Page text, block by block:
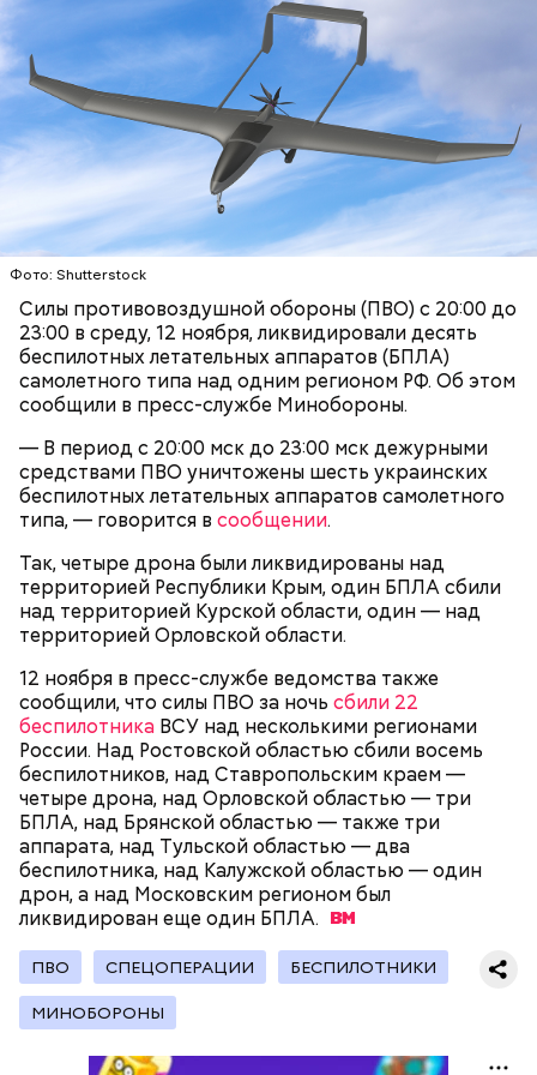
Фото: Shutterstock
Силы противовоздушной обороны (ПВО) с 20:00 до
23:00 в среду, 12 ноября, ликвидировали десять
беспилотных летательных аппаратов (БПЛА)
самолетного типа над одним регионом РФ. Об этом
сообщили в пресс-службе Минобороны.
— В период с 20:00 мск до 23:00 мск дежурными
средствами ПВО уничтожены шесть украинских
беспилотных летательных аппаратов самолетного
типа, — говорится в сообщении.
Так, четыре дрона были ликвидированы над
территорией Республики Крым, один БПЛА сбили
над территорией Курской области, один — над
территорией Орловской области.
12 ноября в пресс-службе ведомства также
сообщили, что силы ПВО за ночь сбили 22
беспилотника ВСУ над несколькими регионами
России. Над Ростовской областью сбили восемь
беспилотников, над Ставропольским краем —
четыре дрона, над Орловской областью — три
БПЛА, над Брянской областью — также три
аппарата, над Тульской областью — два
беспилотника, над Калужской областью — один
дрон, а над Московским регионом был
ликвидирован еще один БПЛА.
ПВО СПЕЦОПЕРАЦИИ БЕСПИЛОТНИКИ
МИНОБОРОНЫ
— Гасанов, являясь индивидуальным
предпринимателем, осуществлял
предпринимательскую деятельность в области
продажи и размещения рекламы в социальных
сетях. С целью сокрытия своих доходов часть
денежных средств от спонсоров розыгрышей,
покупателей различных мотивационных курсов и
прогнозов ставок на спорт Гасанов получал на
свои личные лицевые счета как физического лица, а
Родственники обналичивали деньги и возвращали
их Гасанову. А чтобы пользоваться деньгами и не
вызвать подозрений у налоговой, Гасанов либо
распределял их между еще несколькими счетами,
либопокупал на них квартиры.
Блогеру грозило до семи лет лишения свободы.
Следующим подопытным стал друг детства
Миссюры Константин. 3 февраля того же года,
когда молодые люди ехали вместе в машине,
подозреваемый угостил приятеля морсом с
этиленгликолем. Через два дня Константин умер в
больнице.
поднялись домой. У него ухудшилось самочувствие
через сутки... Его увезли в больницу,
реанимировали, и там он скончался, — рассказывал
Миссюра на допросе.
Play
Video
Видео: пресс-служба ГСУ СК по Московской области
что яд могли добавить в бутылкунекие
недоброжелатели.